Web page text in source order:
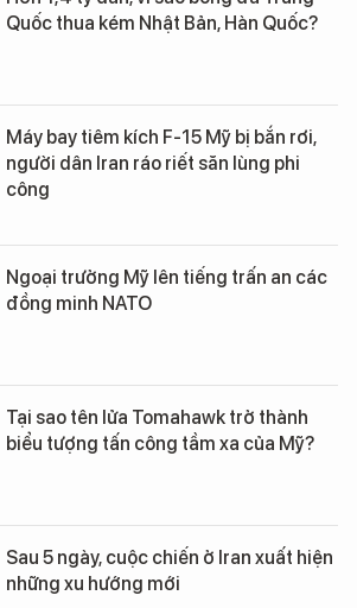
Quốc thua kém Nhật Bản, Hàn Quốc?
Máy bay tiêm kích F-15 Mỹ bị bắn rơi,
người dân Iran ráo riết săn lùng phi
công
Ngoại trưởng Mỹ lên tiếng trấn an các
đồng minh NATO
Tại sao tên lửa Tomahawk trở thành
biểu tượng tấn công tầm xa của Mỹ?
Sau 5 ngày, cuộc chiến ở Iran xuất hiện
những xu hướng mới